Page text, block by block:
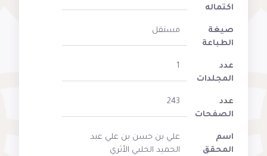
اكتماله
صيغة
الطباعة
مستقل
عدد
المجلدات
1
عدد
الصفحات
243
اسم
المحقق
علي بن حسن بن علي عبد
الحميد الحلبي الأثري